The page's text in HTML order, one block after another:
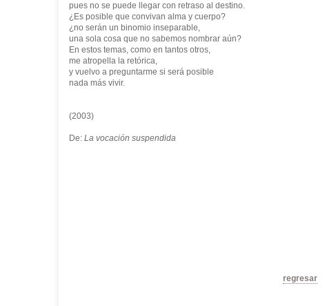
pues no se puede llegar con retraso al destino.
¿Es posible que convivan alma y cuerpo?
¿no serán un binomio inseparable,
una sola cosa que no sabemos nombrar aún?
En estos temas, como en tantos otros,
me atropella la retórica,
y vuelvo a preguntarme si será posible
nada más vivir.
(2003)
De: La vocación suspendida
regresar